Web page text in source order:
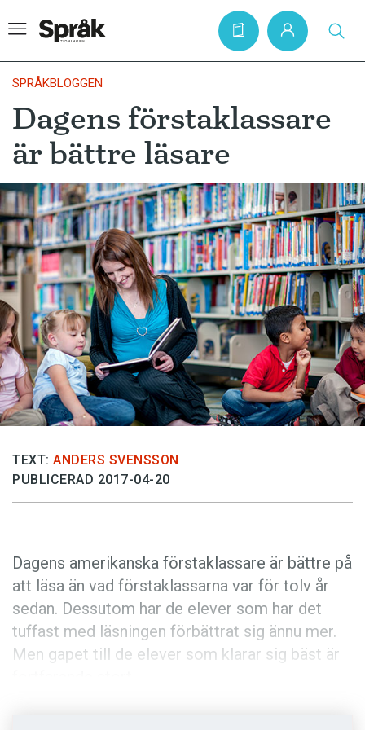
Hem
Artiklar
Krönikor
Språkfrågor
Skrivtips
Bokrecensioner
Kviss
Podden
Anmäl till språkpolisen
Föreslå nyord
Annonsera
Prenumerera
SPRÅKBLOGGEN
Dagens förstaklassare
är bättre läsare
TEXT: ANDERS SVENSSON
PUBLICERAD 2017-04-20
Dagens amerikanska förstaklassare är bättre på
att läsa än vad förstaklassarna var för tolv år
sedan. Dessutom har de elever som har det
tuffast med läsningen förbättrat sig ännu mer.
Men gapet till de elever som klarar sig bäst är